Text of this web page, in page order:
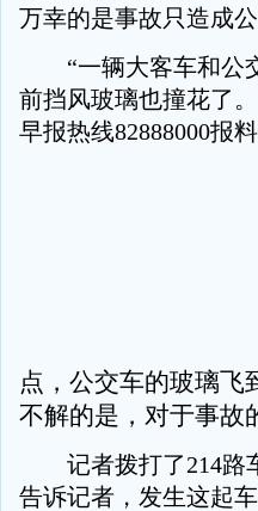
万幸的是事故只造成
“一辆大客车和公交
前挡风玻璃也撞花了
早报热线82888000报
点，公交车的玻璃飞
不解的是，对于事故
记者拨打了214路
告诉记者，发生这起